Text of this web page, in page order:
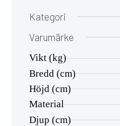
Kategori
Varumärke
Vikt (kg)
Bredd (cm)
Höjd (cm)
Material
Djup (cm)